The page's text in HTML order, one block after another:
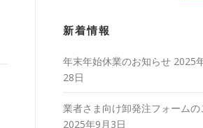
新着情報
年末年始休業のお知らせ 2025
28日
業者さま向け卸発注フォームの
2025年9月3日